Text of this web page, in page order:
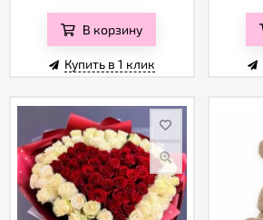
В корзину
Купить в 1 клик